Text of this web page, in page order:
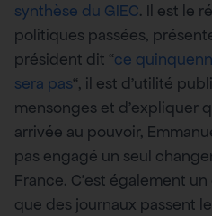
synthèse du GIEC. Il est le
politiques passées,
président dit “ce
sera pas“, il est d’utilité
mensonges et d’expliquer
arrivée au pouvoir,
pas engagé un seul
France. C’est également
que des journaux passent